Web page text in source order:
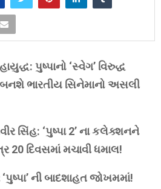
પુષ્પાનો ‘સ્વેગ’ વિરુદ્ધ
બનશે ભારતીય સિનેમાનો અસલી
સિંહ: ‘પુષ્પા 2’ ના કલેક્શનને
20 દિવસમાં મચાવી ધમાલ!
ની બાદશાહત જોખમમાં!